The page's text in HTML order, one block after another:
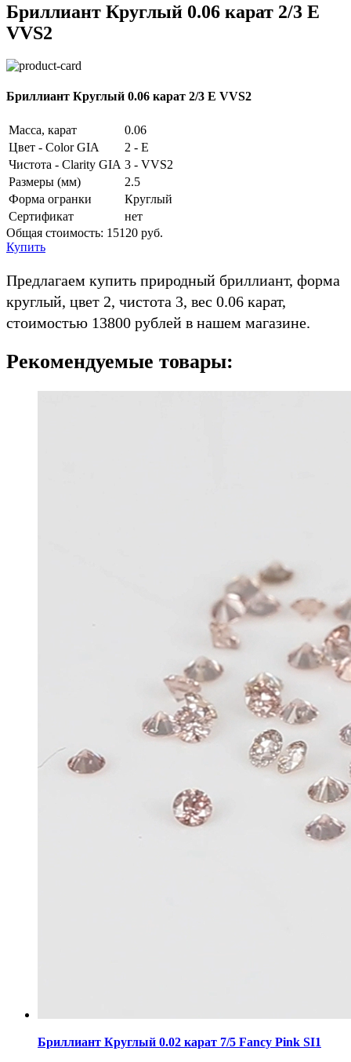
Бриллиант Круглый 0.06 карат 2/3 E
VVS2
Бриллиант Круглый 0.06 карат 2/3 E VVS2
Масса, карат
0.06
Цвет - Color GIA
2 - E
Чистота - Clarity GIA 3 - VVS2
Размеры (мм)
2.5
Форма огранки
Круглый
Сертификат
нет
Общая стоимость: 15120 руб.
Купить
Предлагаем купить природный бриллиант, форма
круглый, цвет 2, чистота 3, вес 0.06 карат,
стоимостью 13800 рублей в нашем магазине.
Рекомендуемые товары:
Бриллиант Круглый 0.02 карат 7/5 Fancy Pink SI1